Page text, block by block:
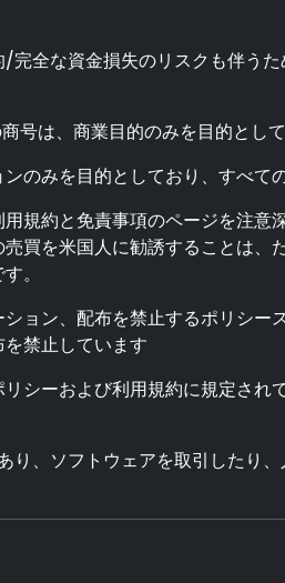
全な資金損失のリスクも伴う
号は、商業目的のみを目的とし
のみを目的としており、すべて
規約と免責事項のページを注
買を米国人に勧誘することは
。
ョン、配布を禁止するポリシ
禁止しています
シーおよび利用規約に規定さ
、ソフトウェアを取引したり